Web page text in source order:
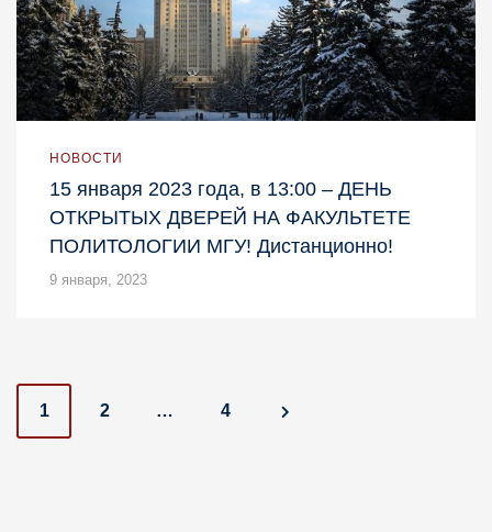
НОВОСТИ
15 января 2023 года, в 13:00 – ДЕНЬ
ОТКРЫТЫХ ДВЕРЕЙ НА ФАКУЛЬТЕТЕ
ПОЛИТОЛОГИИ МГУ! Дистанционно!
9 января, 2023
P
1 2 … 4